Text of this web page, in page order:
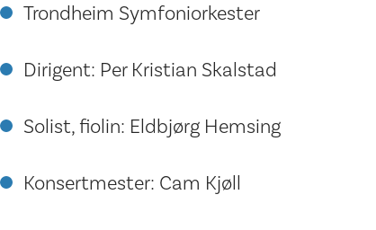
Trondheim Symfoniorkester
Dirigent: Per Kristian Skalstad
Solist, fiolin: Eldbjørg Hemsing
Konsertmester: Cam Kjøll